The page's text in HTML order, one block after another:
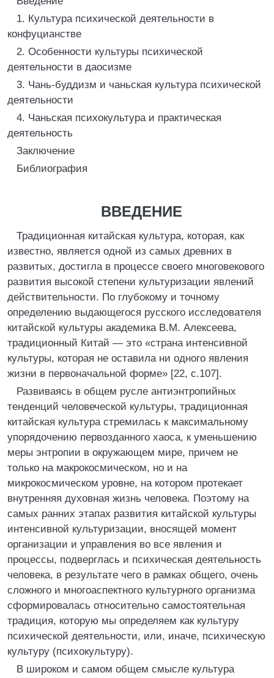
1. Культура психической деятельности в
конфуцианстве
2. Особенности культуры психической
деятельности в даосизме
3. Чань-буддизм и чаньская культура психической
деятельности
4. Чаньская психокультура и практическая
деятельность
Заключение
Библиография
ВВЕДЕНИЕ
Традиционная китайская культура, которая, как
известно, является одной из самых древних в
развитых, достигла в процессе своего многовекового
развития высокой степени культуризации явлений
действительности. По глубокому и точному
определению выдающегося русского исследователя
китайской культуры академика В.М. Алексеева,
традиционный Китай — это «страна интенсивной
культуры, которая не оставила ни одного явления
жизни в первоначальной форме» [22, с.107].
Развиваясь в общем русле антиэнтропийных
тенденций человеческой культуры, традиционная
китайская культура стремилась к максимальному
упорядочению первозданного хаоса, к уменьшению
меры энтропии в окружающем мире, причем не
только на макрокосмическом, но и на
микрокосмическом уровне, на котором протекает
внутренняя духовная жизнь человека. Поэтому на
самых ранних этапах развития китайской культуры
интенсивной культуризации, вносящей момент
организации и управления во все явления и
процессы, подверглась и психическая деятельность
человека, в результате чего в рамках общего, очень
сложного и многоаспектного культурного организма
сформировалась относительно самостоятельная
традиция, которую мы определяем как культуру
психической деятельности, или, иначе, психическую
культуру (психокультуру).
В широком и самом общем смысле культура